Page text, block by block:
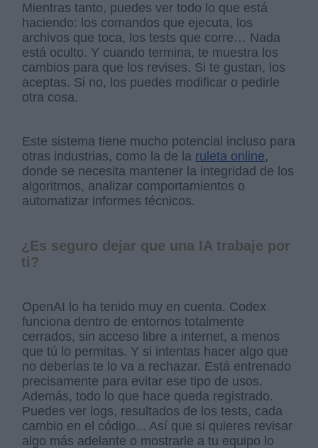
Mientras tanto, puedes ver todo lo que está
haciendo: los comandos que ejecuta, los
archivos que toca, los tests que corre… Nada
está oculto. Y cuando termina, te muestra los
cambios para que los revises. Si te gustan, los
aceptas. Si no, los puedes modificar o pedirle
otra cosa.
Este sistema tiene mucho potencial incluso para
otras industrias, como la de la ruleta online,
donde se necesita mantener la integridad de los
algoritmos, analizar comportamientos o
automatizar informes técnicos.
¿Es seguro dejar que una IA trabaje por
ti?
OpenAI lo ha tenido muy en cuenta. Codex
funciona dentro de entornos totalmente
cerrados, sin acceso libre a internet, a menos
que tú lo permitas. Y si intentas hacer algo que
no deberías te lo va a rechazar. Está entrenado
precisamente para evitar ese tipo de usos.
Además, todo lo que hace queda registrado.
Puedes ver logs, resultados de los tests, cada
cambio en el código... Así que si quieres revisar
algo más adelante o mostrarle a tu equipo lo